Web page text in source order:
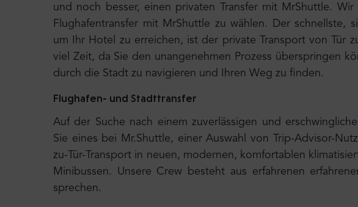
und noch besser, einen privaten Transfer mit MrShuttle.
Flughafentransfer mit MrShuttle zu wählen. Der schnellste,
um Ihr Hotel zu erreichen, ist der private Transport von Tür
viel Zeit, da Sie den unangenehmen Prozess überspringen
durch die Stadt zu navigieren und Ihren Weg zu finden.
Flughafen- und Stadttransfer
Auf der Suche nach einem zuverlässigen und
Sie eines bei Mr.Shuttle, einer Auswahl von Trip-Advisor-
zu-Tür-Transport in neuen, modernen, komfortablen
Minibussen. Unsere Crew besteht aus erfahrenen
sprechen.